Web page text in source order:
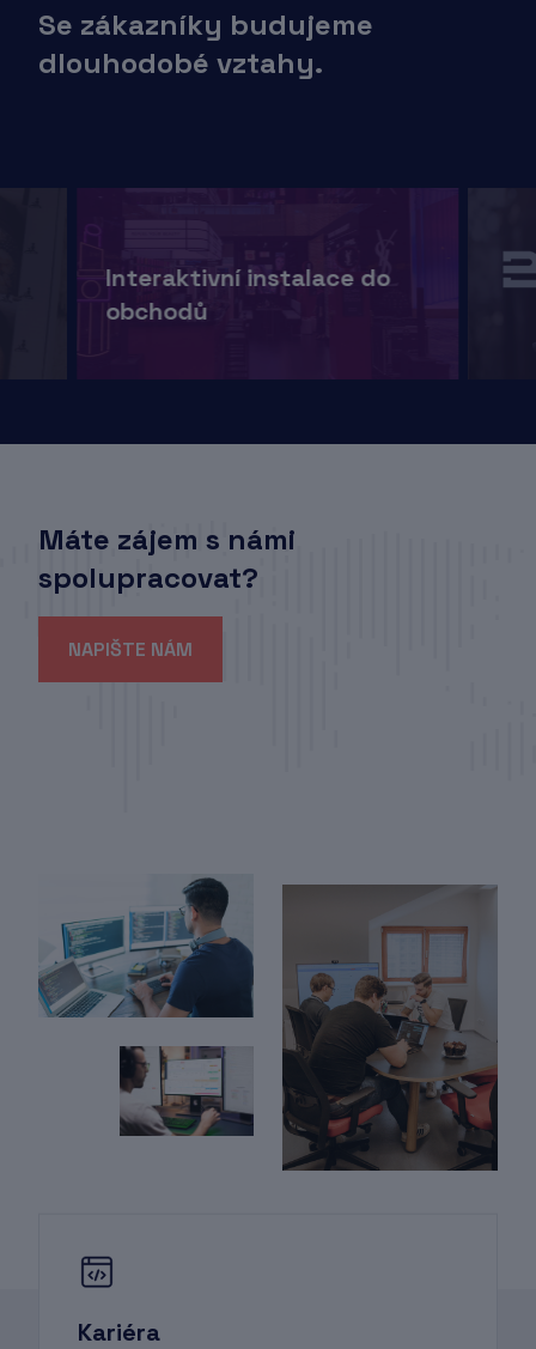
Se zákazníky budujeme
dlouhodobé vztahy.
Interaktivní instalace do
obchodů
Máte zájem s námi
spolupracovat?
NAPIŠTE NÁM
Kariéra